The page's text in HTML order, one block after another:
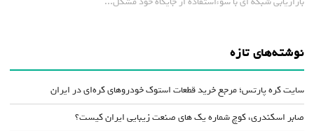
نوشته‌های تازه
سایت کره پارتس؛ مرجع خرید قطعات استوک خودروهای کره‌ای در ایران
صابر اسکندری، کوچ شماره یک های صنعت زیبایی ایران کیست؟